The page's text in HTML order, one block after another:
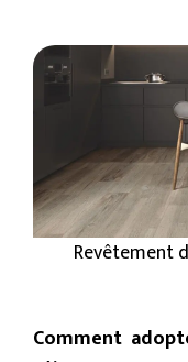
Revêtement
Comment